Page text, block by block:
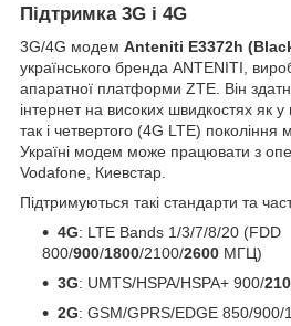
Підтримка 3G і 4G
3G/4G модем Anteniti E3372h
українського бренда ANTENITI,
апаратної платформи ZTE. Він
інтернет на високих швидкостях як
так і четвертого (4G LTE) покоління
Україні модем може працювати з
Vodafone, Киевстар.
Підтримуються такі стандарти та
4G: LTE Bands 1/3/7/8/20 (FDD
800/900/1800/2100/2600 МГЦ)
3G: UMTS/HSPA/HSPA+ 900/
2G: GSM/GPRS/EDGE 850/